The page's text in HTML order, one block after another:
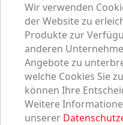
Hund
Vögel
Wir verwenden
der Website zu
Produkte zur
anderen
Angebote zu
welche Cookies Sie
können Ihre
Weitere
unserer